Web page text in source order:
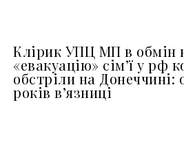
Клірик УПЦ МП в обмін
«евакуацію» сімʼї у рф
обстріли на Донеччині:
років вʼязниці